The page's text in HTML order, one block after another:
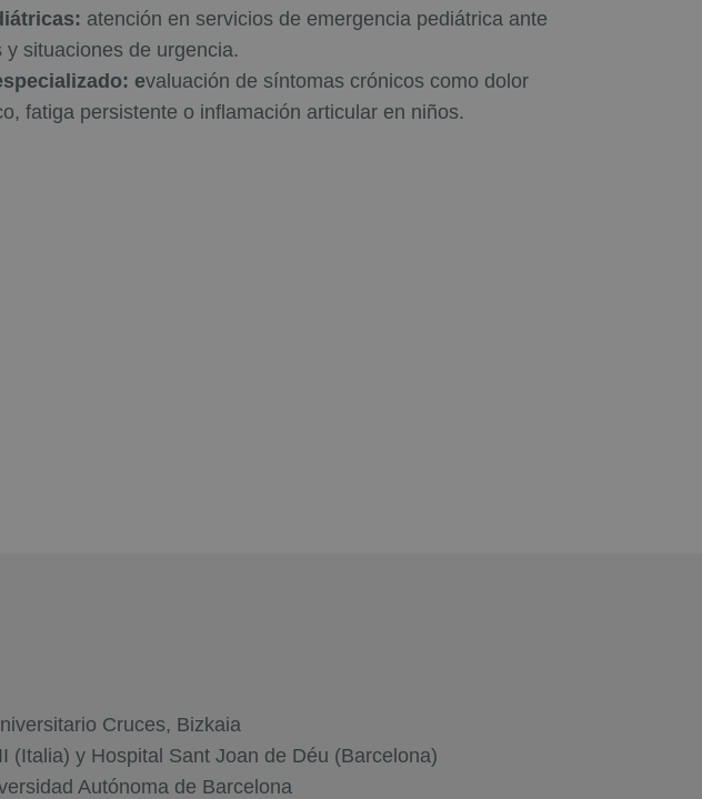
atención en servicios de emergencia pediátrica ante
situaciones de urgencia.
evaluación de síntomas crónicos como dolor
fatiga persistente o inflamación articular en niños.
Cruces, Bizkaia
(Italia) y Hospital Sant Joan de Déu (Barcelona)
Autónoma de Barcelona